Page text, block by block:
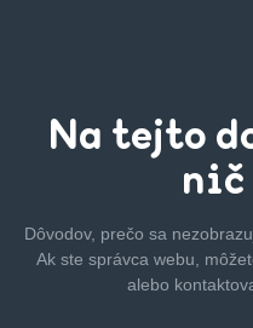
Na tejto
nič
Dôvodov, prečo sa
Ak ste správca webu,
alebo